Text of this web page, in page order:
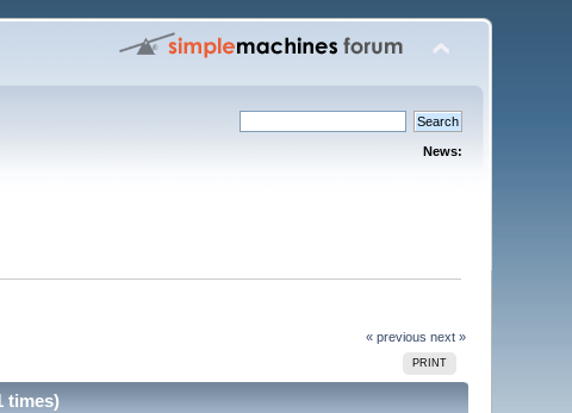
News:
« previous next »
PRINT
times)